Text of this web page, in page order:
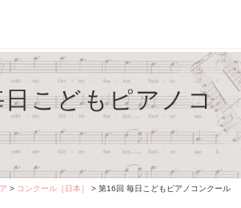
こどもピアノコ
> コンクール［日本］ > 第16回 毎日こどもピアノコンクール